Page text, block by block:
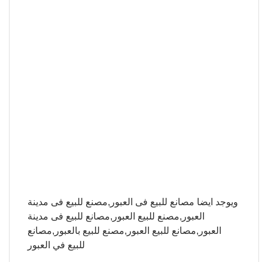
ويوجد ايضا مصانع للبيع فى العبور,مصنع للبيع فى مدينة
العبور,مصنع للبيع العبور,مصانع للبيع فى مدينة
العبور,مصانع للبيع العبور,مصنع للبيع بالعبور,مصانع
للبيع في العبور